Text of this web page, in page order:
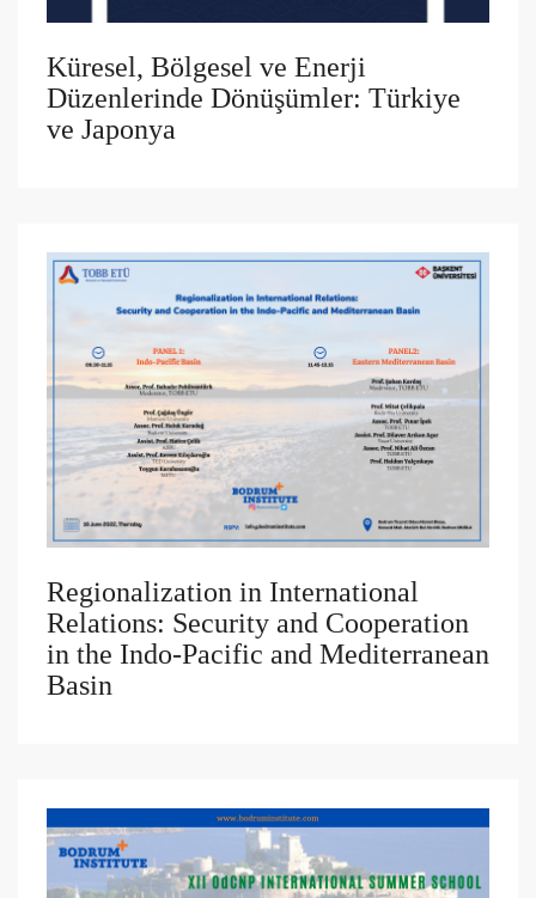
Küresel, Bölgesel ve Enerji
Düzenlerinde Dönüşümler: Türkiye
ve Japonya
Regionalization in International
Relations: Security and Cooperation
in the Indo-Pacific and Mediterranean
Basin